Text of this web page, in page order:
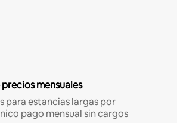
mensuales
para estancias largas por
pago mensual sin cargos